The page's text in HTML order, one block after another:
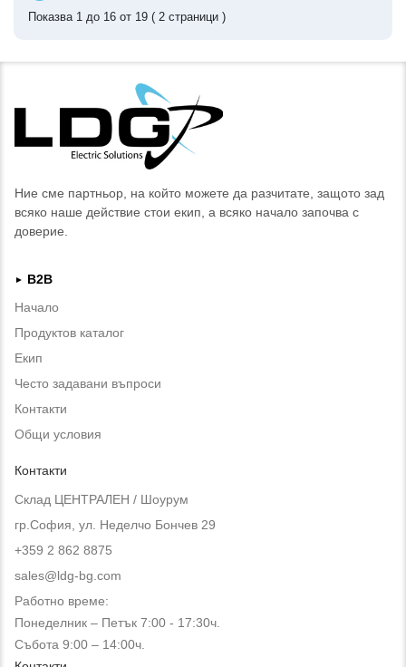
Показва 1 до 16 от 19 ( 2 страници )
Ние сме партньор, на който можете да разчитате, защото зад
всяко наше действие стои екип, а всяко начало започва с
доверие.
►
B2B
Начало
Продуктов каталог
Екип
Често задавани въпроси
Контакти
Общи условия
Контакти
Склад ЦЕНТРАЛЕН / Шоурум
гр.София, ул. Неделчо Бончев 29
+359 2 862 8875
sales@ldg-bg.com
Работно време:
Понеделник – Петък 7:00 - 17:30ч.
Събота 9:00 – 14:00ч.